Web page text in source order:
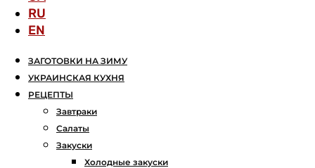
RU
EN
ЗАГОТОВКИ НА ЗИМУ
УКРАИНСКАЯ КУХНЯ
РЕЦЕПТЫ
Завтраки
Салаты
Закуски
Холодные закуски